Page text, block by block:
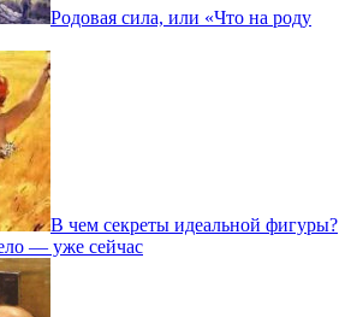
Родовая сила, или «Что на роду
В чем секреты идеальной фигуры?
— уже сейчас